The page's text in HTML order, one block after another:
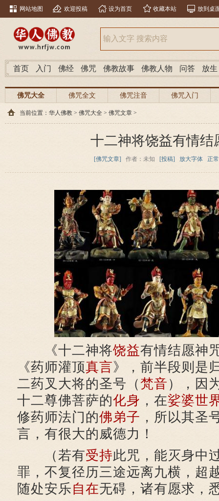
网站地图 欢迎投稿 设为首页 收藏本站 放到桌
首页 入门 佛经 佛咒 佛教故事 佛教人物 问答 放生
佛咒大全 佛咒全文 佛咒注音 佛咒入门
当前位置： 华人佛教 > 佛咒大全 > 佛咒文章 >
十二神将饶益有情结
[佛咒文章] 作者：未知 [投稿] 放大字体 正常
《十二神将饶益有情结愿神
《药师灌顶真言》，前半段则是
二药叉大将的圣号（ 梵音 ），因
十二尊佛菩萨的化身 ，在娑婆世
修药师法门的佛弟子 ，所以其圣
言，有很大的威德力！
（若有受持此咒，能灭身中
罪，不复径历三途远离九横，超
随处安乐自在无碍，诸有愿求，